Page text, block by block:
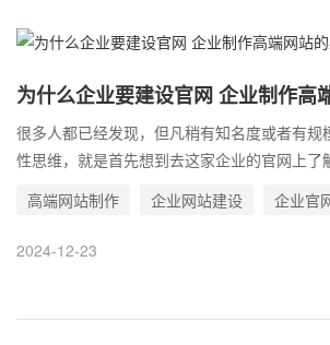
为什么企业要建设官网 企业制作高
是什么
很多人都已经发现，但凡稍有知名度或者有规
性思维，就是首先想到去这家企业的官网上了
一样，很多家长和老师，在选择学校，尤其是
去学校的官网做详细的了解。因为官网代表了
上了解信息。官网作为企业在线上的代表，而
高端网站制作 企业网站建设 企业官
2024-12-23